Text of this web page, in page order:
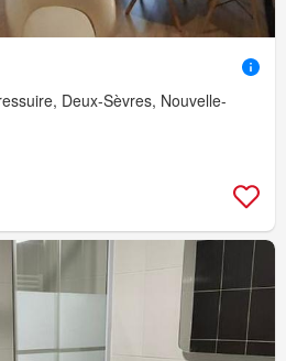
Deux-Sèvres, Nouvelle-